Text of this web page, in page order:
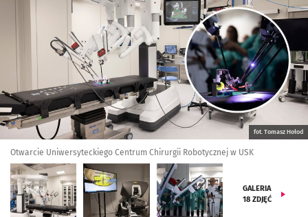
fot. Tomasz Hołod
Otwarcie Uniwersyteckiego Centrum Chirurgii Robotycznej w USK
GALERIA
18 ZDJĘĆ